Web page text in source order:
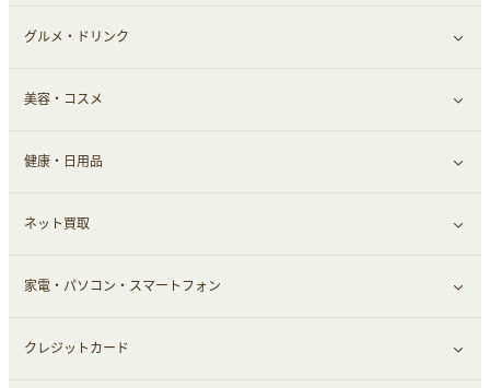
総合通販
すべて見る
ファッション
インナー・下着
スーツ・フォーマル
グルメ・ドリンク
すべて見る
グルメ
お酒
食材宅配
ウォーターサーバー
美容・コスメ
すべて見る
ヘアケア
エステ・サロン
メンズ美容
健康・日用品
すべて見る
スポーツ・フィットネス
日用品・薬局・からだ
ネット買取
すべて見る
ネット買取
家電・パソコン・スマートフォン
すべて見る
クレジットカード